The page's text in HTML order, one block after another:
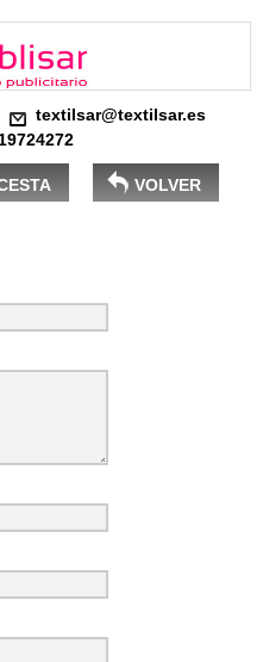
textilsar@textilsar.es
VOLVER